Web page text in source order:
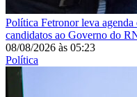
Política Fetronor leva
candidatos ao Governo do
08/08/2026 às 05:23
Política